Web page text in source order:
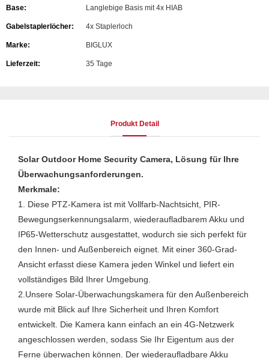
Base:
Langlebige Basis mit 4x HIAB
Gabelstaplerlöcher: 4x Staplerloch
Marke: BIGLUX
Lieferzeit: 35 Tage
Produkt Detail
Solar Outdoor Home Security Camera, Lösung für Ihre
Überwachungsanforderungen.
Merkmale:
1. Diese PTZ-Kamera ist mit Vollfarb-Nachtsicht, PIR-
Bewegungserkennungsalarm, wiederaufladbarem Akku und
IP65-Wetterschutz ausgestattet, wodurch sie sich perfekt für
den Innen- und Außenbereich eignet. Mit einer 360-Grad-
Ansicht erfasst diese Kamera jeden Winkel und liefert ein
vollständiges Bild Ihrer Umgebung.
2.Unsere Solar-Überwachungskamera für den Außenbereich
wurde mit Blick auf Ihre Sicherheit und Ihren Komfort
entwickelt. Die Kamera kann einfach an ein 4G-Netzwerk
angeschlossen werden, sodass Sie Ihr Eigentum aus der
Ferne überwachen können. Der wiederaufladbare Akku